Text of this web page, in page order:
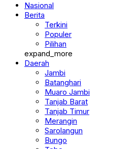
Nasional
Berita
Terkini
Populer
Pilihan
expand_more
Daerah
Jambi
Batanghari
Muaro Jambi
Tanjab Barat
Tanjab Timur
Merangin
Sarolangun
Bungo